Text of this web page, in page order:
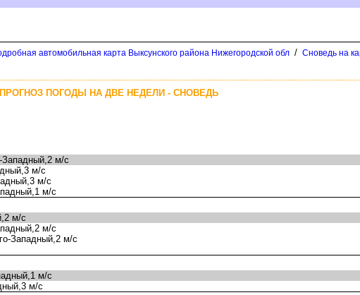
автомобильная карта Выксунского района Нижегородской обл / Сноведь на
ПОГОДЫ НА ДВЕ НЕДЕЛИ - СНОВЕДЬ
м/с
м/с
м/с
м/с
м/с
м/с
Западный,2 м/с
м/с
м/с